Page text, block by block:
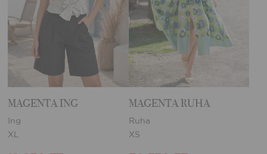
MAGENTA ING
Ing
XL
MAGENTA RUHA
Ruha
XS